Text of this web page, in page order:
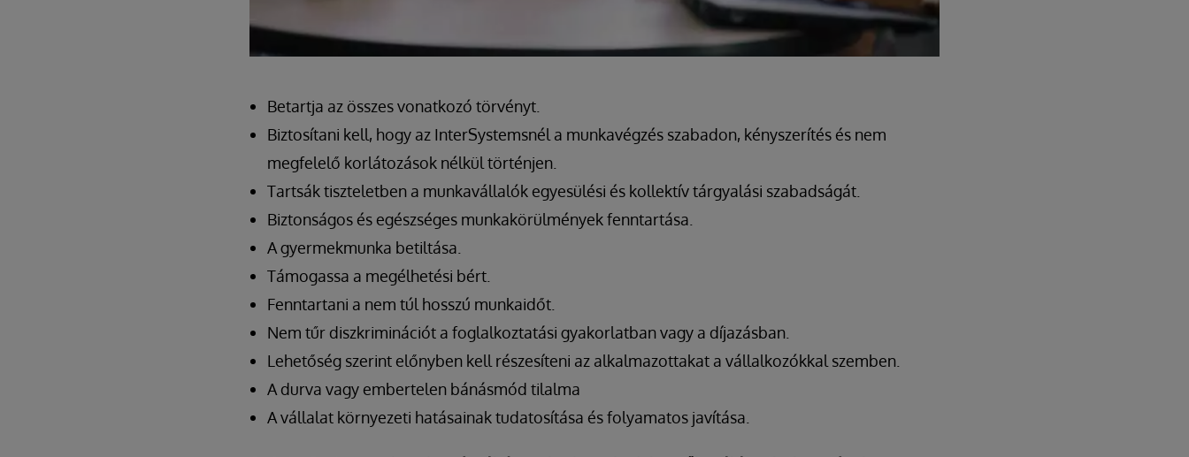
Betartja az összes vonatkozó törvényt.
Biztosítani kell, hogy az InterSystemsnél a munkavégzés szabadon, kényszerítés és nem
megfelelő korlátozások nélkül történjen.
Tartsák tiszteletben a munkavállalók egyesülési és kollektív tárgyalási szabadságát.
Biztonságos és egészséges munkakörülmények fenntartása.
A gyermekmunka betiltása.
Támogassa a megélhetési bért.
Fenntartani a nem túl hosszú munkaidőt.
Nem tűr diszkriminációt a foglalkoztatási gyakorlatban vagy a díjazásban.
Lehetőség szerint előnyben kell részesíteni az alkalmazottakat a vállalkozókkal szemben.
A durva vagy embertelen bánásmód tilalma
A vállalat környezeti hatásainak tudatosítása és folyamatos javítása.